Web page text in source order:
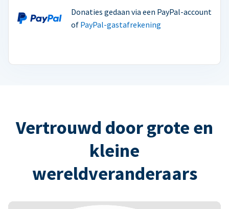
Donaties gedaan via een PayPal-account
of PayPal-gastafrekening
Vertrouwd door grote en
kleine
wereldveranderaars